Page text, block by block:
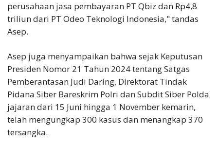
perusahaan jasa pembayaran PT Qbiz dan Rp4,8
triliun dari PT Odeo Teknologi Indonesia," tandas
Asep.
Asep juga menyampaikan bahwa sejak Keputusan
Presiden Nomor 21 Tahun 2024 tentang Satgas
Pemberantasan Judi Daring, Direktorat Tindak
Pidana Siber Bareskrim Polri dan Subdit Siber Polda
jajaran dari 15 Juni hingga 1 November kemarin,
telah mengungkap 300 kasus dan menangkap 370
tersangka.